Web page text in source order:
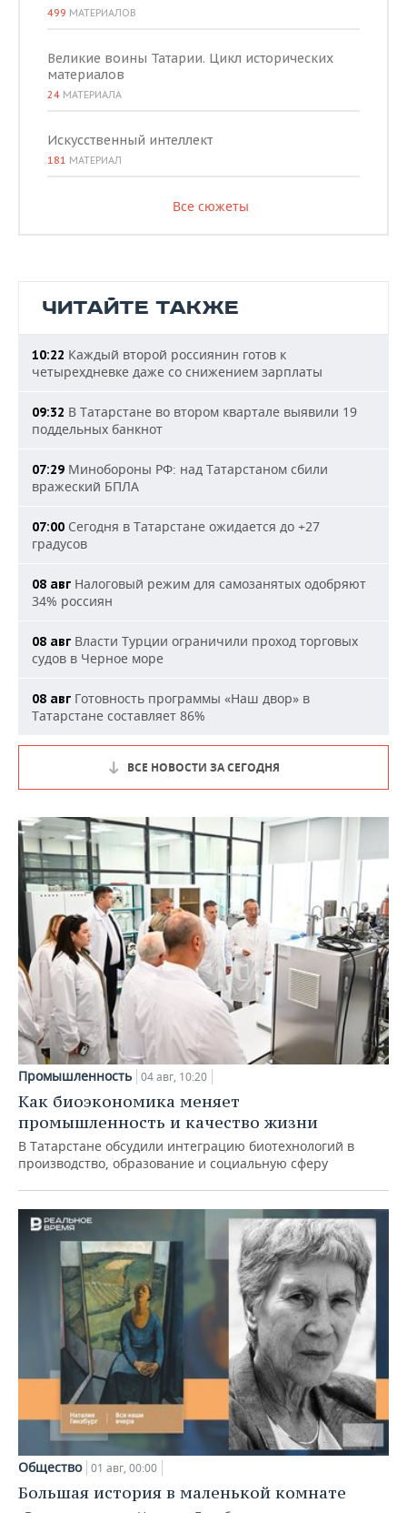
499 МАТЕРИАЛОВ
Великие воины Татарии. Цикл исторических
материалов
24 МАТЕРИАЛА
Искусственный интеллект
181 МАТЕРИАЛ
Все сюжеты
ЧИТАЙТЕ ТАКЖЕ
10:22 Каждый второй россиянин готов к
четырехдневке даже со снижением зарплаты
09:32 В Татарстане во втором квартале выявили 19
поддельных банкнот
07:29 Минобороны РФ: над Татарстаном сбили
вражеский БПЛА
07:00 Сегодня в Татарстане ожидается до +27
градусов
08 авг Налоговый режим для самозанятых одобряют
34% россиян
08 авг Власти Турции ограничили проход торговых
судов в Черное море
08 авг Готовность программы «Наш двор» в
Татарстане составляет 86%
ВСЕ НОВОСТИ ЗА СЕГОДНЯ
Промышленность 04 авг, 10:20
Как биоэкономика меняет
промышленность и качество жизни
В Татарстане обсудили интеграцию биотехнологий в
производство, образование и социальную сферу
Общество 01 авг, 00:00
Большая история в маленькой комнате